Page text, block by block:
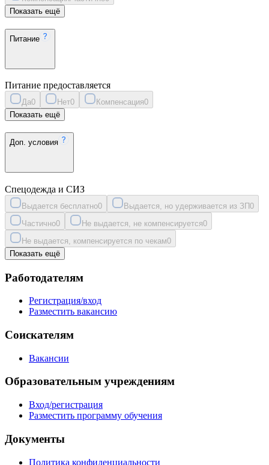
Показать ещё
Питание
Питание предоставляется
Да0 Нет0 Компенсация0
Показать ещё
Доп. условия
Спецодежда и СИЗ
Выдается бесплатно0 Выдается, но удерживается из ЗП0
Частично0 Не выдается, не компенсируется0
Не выдается, компенсируется по чекам0
Показать ещё
Работодателям
Регистрация/вход
Разместить вакансию
Соискателям
Вакансии
Образовательным учреждениям
Вход/регистрация
Разместить программу обучения
Документы
Политика конфиденциальности